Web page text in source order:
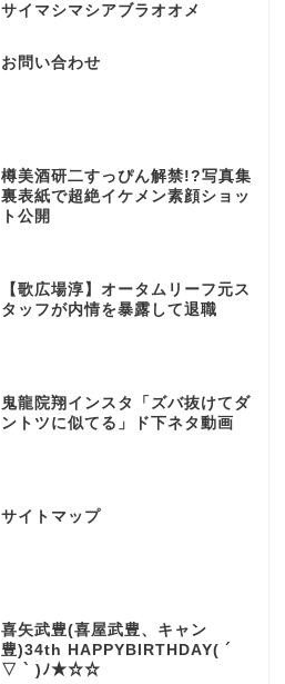
サイマシマシアブラオオメ
お問い合わせ
樽美酒研二すっぴん解禁!?写真集
裏表紙で超絶イケメン素顔ショッ
ト公開
【歌広場淳】オータムリーフ元ス
タッフが内情を暴露して退職
鬼龍院翔インスタ「ズバ抜けてダ
ントツに似てる」ド下ネタ動画
サイトマップ
喜矢武豊(喜屋武豊、キャン
豊)34th HAPPYBIRTHDAY( ´
▽ ` )ﾉ★☆☆